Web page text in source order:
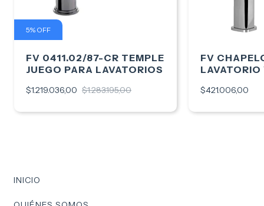
5% OFF
FV 0411.02/87-CR TEMPLE
JUEGO PARA LAVATORIOS
$1.219.036,00 $1.283.195,00
FV
$421.006,00
INICIO